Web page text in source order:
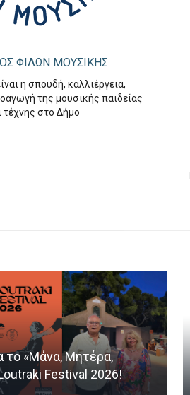
ΦΙΛΩΝ ΜΟΥΣΙΚΗΣ
η σπουδή, καλλιέργεια,
της μουσικής παιδείας
τέχνης στο Δήμο
το «Μάνα, Μητέρα,
Festival 2026!